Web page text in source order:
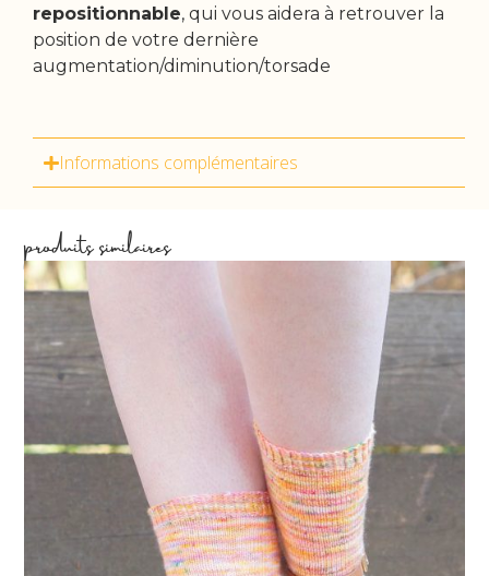
repositionnable, qui vous aidera à retrouver la
position de votre dernière
augmentation/diminution/torsade
Informations complémentaires
produits similaires